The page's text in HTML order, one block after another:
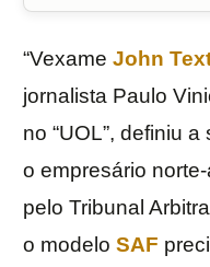
“Vexame John
jornalista Paulo
no “UOL”, definiu
o empresário
pelo Tribunal
o modelo SAF